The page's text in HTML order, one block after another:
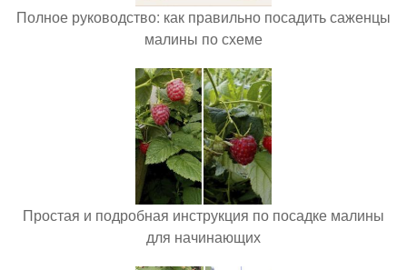
Полное руководство: как правильно посадить саженцы
малины по схеме
Простая и подробная инструкция по посадке малины
для начинающих